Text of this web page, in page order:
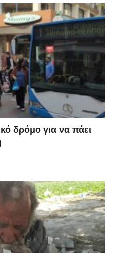
δρόμο για να πάει